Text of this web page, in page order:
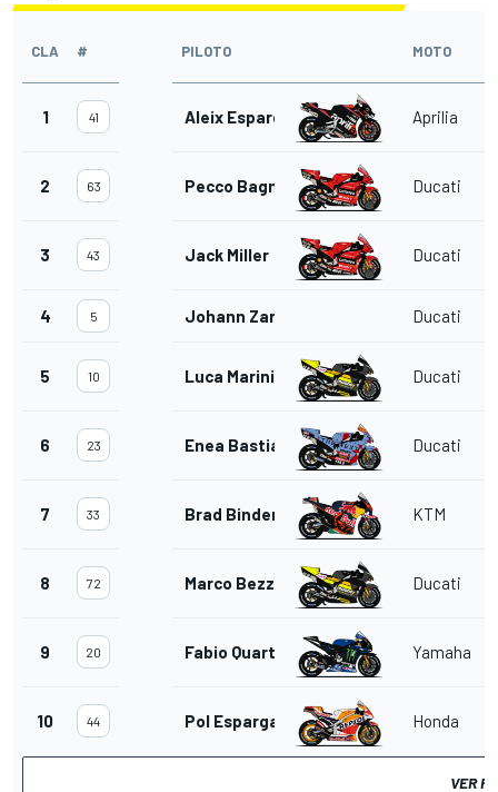
CLA # PILOTO MOTO
1 41 Aleix Espargaró Aprilia
2 63 Pecco Bagnaia Ducati
3 43 Jack Miller Ducati
4 5 Johann Zarco Ducati
5 10 Luca Marini Ducati
6 23 Enea Bastianini Ducati
7 33 Brad Binder KTM
8 72 Marco Bezzecchi Ducati
9 20 Fabio Quartararo Yamaha
10 44 Pol Espargaró Honda
VER